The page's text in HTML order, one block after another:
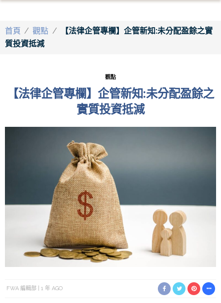
首頁 / 觀點 /
【法律企管專欄】企管新知:未分配盈餘之實
質投資抵減
觀點
【法律企管專欄】企管新知:未分配盈餘之
實質投資抵減
FWA 編輯部 1 年 AGO